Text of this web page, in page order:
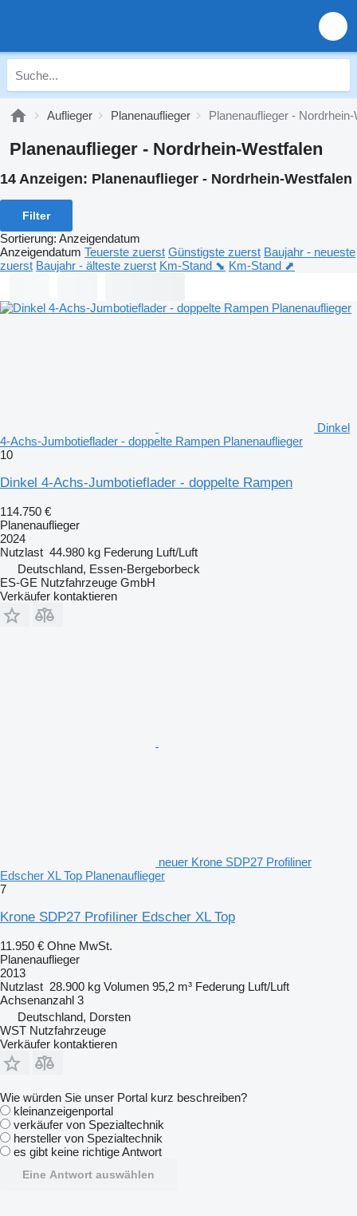
Auflieger Planenauflieger Planenauflieger -
Planenauflieger - Nordrhein-Westfalen
14 Anzeigen: Planenauflieger - Nordrhein-Westfalen
Filter
Sortierung: Anzeigendatum
Anzeigendatum Teuerste zuerst Günstigste zuerst Baujahr - neueste
zuerst Baujahr - älteste zuerst Km-Stand ⬊ Km-Stand ⬈
Dinkel
4-Achs-Jumbotieflader - doppelte Rampen Planenauflieger
10
Dinkel 4-Achs-Jumbotieflader - doppelte Rampen
114.750 €
Planenauflieger
2024
Nutzlast 44.980 kg Federung Luft/Luft
Deutschland, Essen-Bergeborbeck
ES-GE Nutzfahrzeuge GmbH
Verkäufer kontaktieren
neuer Krone SDP27 Profiliner
Edscher XL Top Planenauflieger
7
Krone SDP27 Profiliner Edscher XL Top
11.950 € Ohne MwSt.
Planenauflieger
2013
Nutzlast 28.900 kg Volumen 95,2 m³ Federung Luft/Luft
Achsenanzahl 3
Deutschland, Dorsten
WST Nutzfahrzeuge
Verkäufer kontaktieren
Wie würden Sie unser Portal kurz beschreiben?
kleinanzeigenportal
verkäufer von Spezialtechnik
hersteller von Spezialtechnik
es gibt keine richtige Antwort
Eine Antwort auswählen